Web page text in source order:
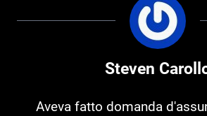
Steven
Aveva fatto domanda